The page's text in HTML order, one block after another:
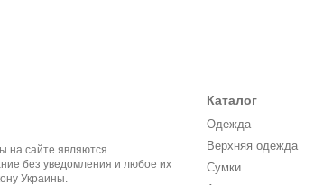
на сайте являются
без уведомления и любое их
Украины.
Каталог
Одежда
Верхняя одежда
Сумки